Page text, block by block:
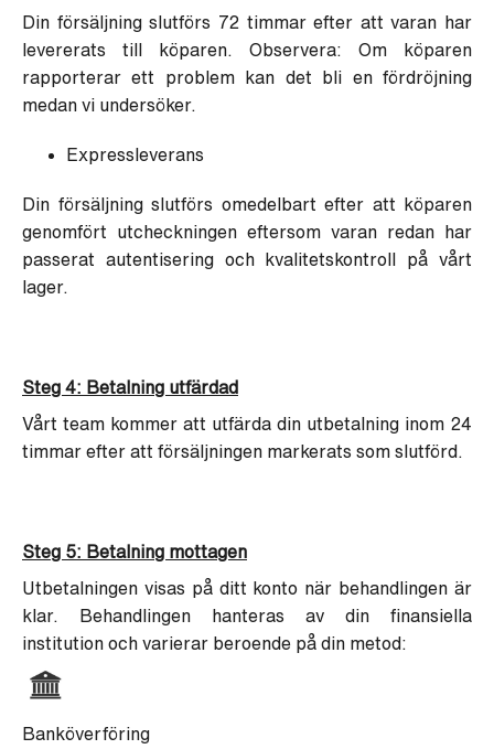
Din försäljning slutförs 72 timmar efter att varan har
levererats till köparen. Observera: Om köparen
rapporterar ett problem kan det bli en fördröjning
medan vi undersöker.
Expressleverans
Din försäljning slutförs omedelbart efter att köparen
genomfört utcheckningen eftersom varan redan har
passerat autentisering och kvalitetskontroll på vårt
lager.
Steg 4: Betalning utfärdad
Vårt team kommer att utfärda din utbetalning inom 24
timmar efter att försäljningen markerats som slutförd.
Steg 5: Betalning mottagen
Utbetalningen visas på ditt konto när behandlingen är
klar. Behandlingen hanteras av din finansiella
institution och varierar beroende på din metod:
Banköverföring